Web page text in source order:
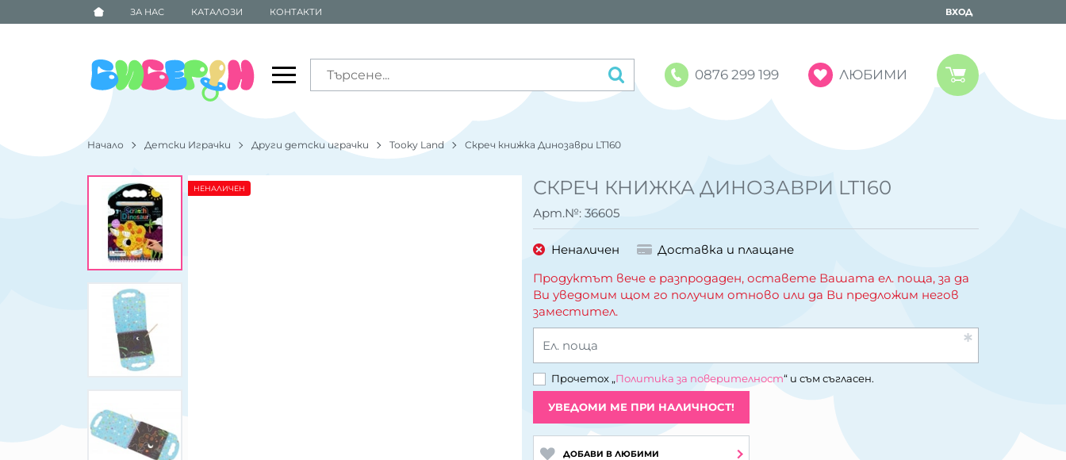
ЗА НАС КАТАЛОЗИ КОНТАКТИ ВХОД
0876 299 199 ЛЮБИМИ
Начало Детски Играчки Други детски играчки Tooky Land Скреч книжка Динозаври LT160
СКРЕЧ КНИЖКА ДИНОЗАВРИ LT160
Арт.№: 36605
НЕНАЛИЧЕН
Неналичен
Доставка и плащане
Продуктът вече е разпродаден, оставете Вашата ел. поща, за да
Ви уведомим щом го получим отново или да Ви предложим негов
заместител.
Ел. поща
Прочетох „Политика за поверителност“ и съм съгласен.
УВЕДОМИ МЕ ПРИ НАЛИЧНОСТ!
ДОБАВИ В ЛЮБИМИ